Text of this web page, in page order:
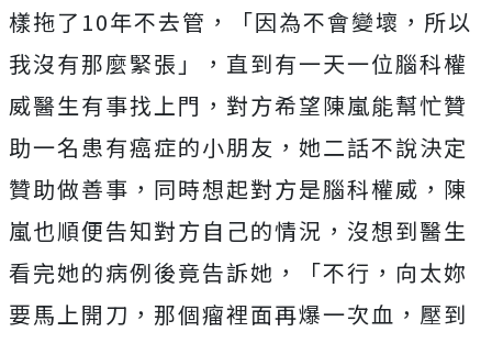
樣拖了10年不去管，「因為不會變壞，所以
我沒有那麼緊張」，直到有一天一位腦科權
威醫生有事找上門，對方希望陳嵐能幫忙贊
助一名患有癌症的小朋友，她二話不說決定
贊助做善事，同時想起對方是腦科權威，陳
嵐也順便告知對方自己的情況，沒想到醫生
看完她的病例後竟告訴她，
「不行，向太妳
要馬上開刀，那個瘤裡面再爆一次血，壓到